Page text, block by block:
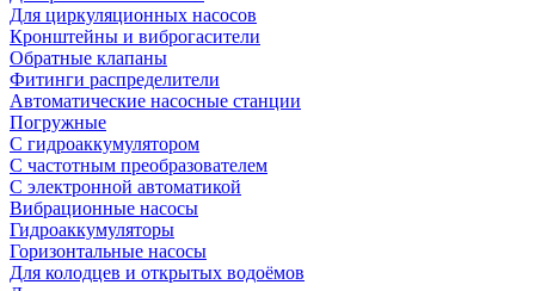
Для циркуляционных насосов
Кронштейны и виброгасители
Обратные клапаны
Фитинги распределители
Автоматические насосные станции
Погружные
С гидроаккумулятором
С частотным преобразователем
С электронной автоматикой
Вибрационные насосы
Гидроаккумуляторы
Горизонтальные насосы
Для колодцев и открытых водоёмов